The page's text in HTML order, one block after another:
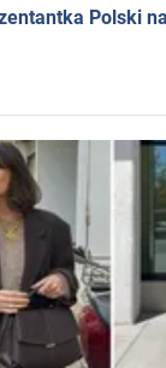
Polski